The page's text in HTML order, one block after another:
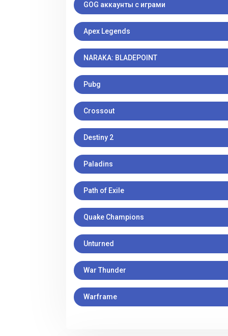
GOG аккаунты с играми
Apex Legends
NARAKA: BLADEPOINT
Pubg
Crossout
Destiny 2
Paladins
Path of Exile
Quake Champions
Unturned
War Thunder
Warframe